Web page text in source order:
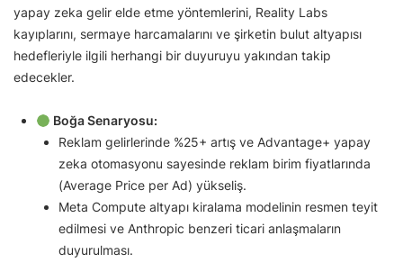
yapay zeka gelir elde etme yöntemlerini, Reality Labs
kayıplarını, sermaye harcamalarını ve şirketin bulut altyapısı
hedefleriyle ilgili herhangi bir duyuruyu yakından takip
edecekler.
Boğa Senaryosu:
Reklam gelirlerinde %25+ artış ve Advantage+ yapay
zeka otomasyonu sayesinde reklam birim fiyatlarında
(Average Price per Ad) yükseliş.
Meta Compute altyapı kiralama modelinin resmen teyit
edilmesi ve Anthropic benzeri ticari anlaşmaların
duyurulması.